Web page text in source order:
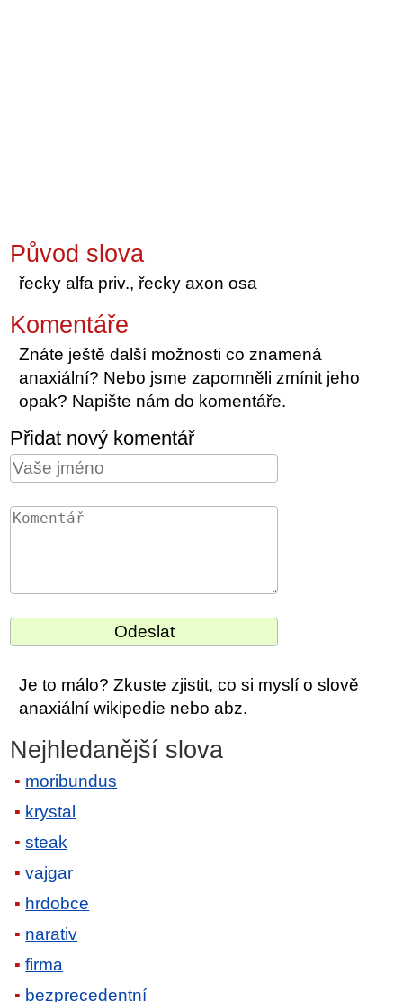
Původ slova
řecky alfa priv., řecky axon osa
Komentáře
Znáte ještě další možnosti co znamená
anaxiální? Nebo jsme zapomněli zmínit jeho
opak? Napište nám do komentáře.
Přidat nový komentář
Je to málo? Zkuste zjistit, co si myslí o slově
anaxiální wikipedie nebo abz.
Nejhledanější slova
moribundus
krystal
steak
vajgar
hrdobce
narativ
firma
bezprecedentní